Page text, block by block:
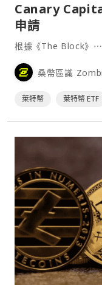
Canary
申請
根據《The Block》⋯
桑幣區識
萊特幣 萊特幣 ETF